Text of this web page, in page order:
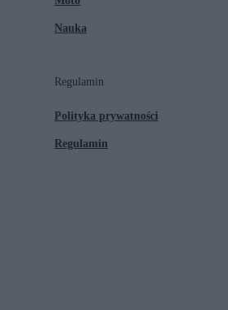
Nauka
Regulamin
Polityka prywatności
Regulamin